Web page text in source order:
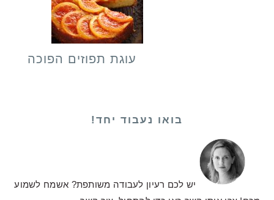
עוגת תפוזים הפוכה
בואו נעבוד יחד!
יש לכם רעיון לעבודה משותפת? אשמח לשמוע